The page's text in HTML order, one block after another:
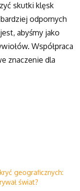
skutki klęsk
odpornych
abyśmy jako
Współpraca
znaczenie dla
geograficznych:
świat?